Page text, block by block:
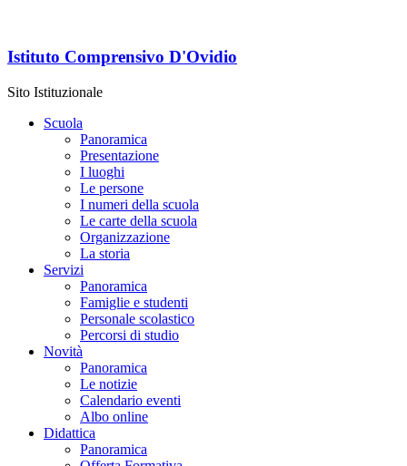
Istituto Comprensivo D'Ovidio
Sito Istituzionale
Scuola
Panoramica
Presentazione
I luoghi
Le persone
I numeri della scuola
Le carte della scuola
Organizzazione
La storia
Servizi
Panoramica
Famiglie e studenti
Personale scolastico
Percorsi di studio
Novità
Panoramica
Le notizie
Calendario eventi
Albo online
Didattica
Panoramica